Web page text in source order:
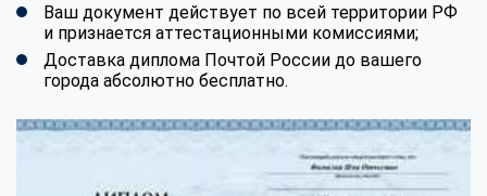
Ваш документ действует по всей территории РФ
и признается аттестационными комиссиями;
Доставка диплома Почтой России до вашего
города абсолютно бесплатно.